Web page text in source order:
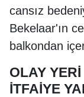
cansız
Bekelaar'ın
balkondan
OLAY
İTFAİYE